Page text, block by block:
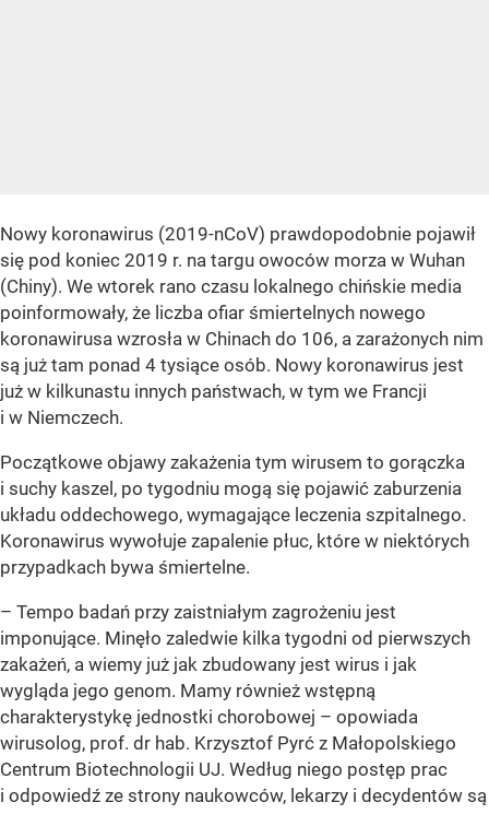
Nowy koronawirus (2019-nCoV) prawdopodobnie pojawił
się pod koniec 2019 r. na targu owoców morza w Wuhan
(Chiny). We wtorek rano czasu lokalnego chińskie media
poinformowały, że liczba ofiar śmiertelnych nowego
koronawirusa wzrosła w Chinach do 106, a zarażonych nim
są już tam ponad 4 tysiące osób. Nowy koronawirus jest
już w kilkunastu innych państwach, w tym we Francji
i w Niemczech.
Początkowe objawy zakażenia tym wirusem to gorączka
i suchy kaszel, po tygodniu mogą się pojawić zaburzenia
układu oddechowego, wymagające leczenia szpitalnego.
Koronawirus wywołuje zapalenie płuc, które w niektórych
przypadkach bywa śmiertelne.
– Tempo badań przy zaistniałym zagrożeniu jest
imponujące. Minęło zaledwie kilka tygodni od pierwszych
zakażeń, a wiemy już jak zbudowany jest wirus i jak
wygląda jego genom. Mamy również wstępną
charakterystykę jednostki chorobowej – opowiada
wirusolog, prof. dr hab. Krzysztof Pyrć z Małopolskiego
Centrum Biotechnologii UJ. Według niego postęp prac
i odpowiedź ze strony naukowców, lekarzy i decydentów są